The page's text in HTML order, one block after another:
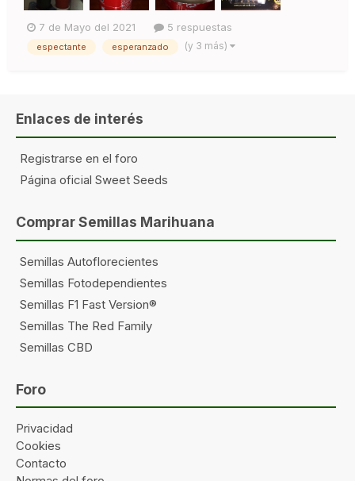
7 de Mayo del 2021 5 respuestas
espectante esperanzado (y 3 más)
Enlaces de interés
Registrarse en el foro
Página oficial Sweet Seeds
Comprar Semillas Marihuana
Semillas Autoflorecientes
Semillas Fotodependientes
Semillas F1 Fast Version®
Semillas The Red Family
Semillas CBD
Foro
Privacidad
Cookies
Contacto